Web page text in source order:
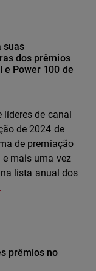
suas
dos prêmios
e Power 100 de
líderes de canal
de 2024 de
de premiação
e mais uma vez
lista anual dos
prêmios no